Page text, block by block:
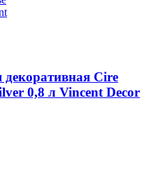
Cire
0,8 л Vincent Decor